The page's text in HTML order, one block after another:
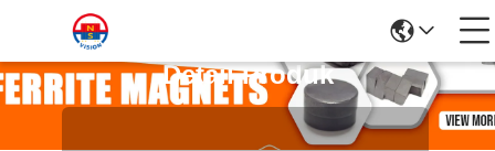
Detail Produk